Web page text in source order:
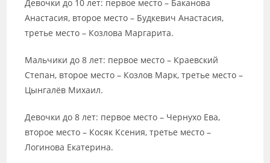
Девочки до 10 лет: первое место – Баканова
Анастасия, второе место – Будкевич Анастасия,
третье место – Козлова Маргарита.
Мальчики до 8 лет: первое место – Краевский
Степан, второе место – Козлов Марк, третье место –
Цынгалёв Михаил.
Девочки до 8 лет: первое место – Чернухо Ева,
второе место – Косяк Ксения, третье место –
Логинова Екатерина.